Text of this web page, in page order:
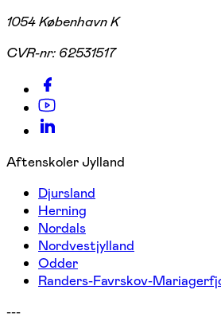
1054 København K
CVR-nr: 62531517
Aftenskoler Jylland
Djursland
Herning
Nordals
Nordvestjylland
Odder
Randers-Favrskov-
---